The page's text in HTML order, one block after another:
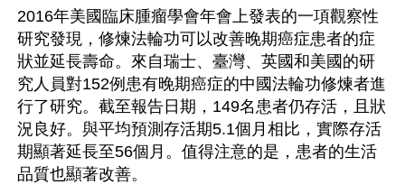
2016年美國臨床腫瘤學會年會上發表的一項觀察性
研究發現，修煉法輪功可以改善晚期癌症患者的症
狀並延長壽命。來自瑞士、臺灣、英國和美國的研
究人員對152例患有晚期癌症的中國法輪功修煉者進
行了研究。截至報告日期，149名患者仍存活，且狀
況良好。與平均預測存活期5.1個月相比，實際存活
期顯著延長至56個月。值得注意的是，患者的生活
品質也顯著改善。